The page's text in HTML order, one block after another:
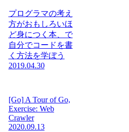
プログラマの考え
方がおもしろいほ
ど身につく本、で
自分でコードを書
く方法を学ぼう
2019.04.30
[Go] A Tour of Go,
Exercise: Web
Crawler
2020.09.13